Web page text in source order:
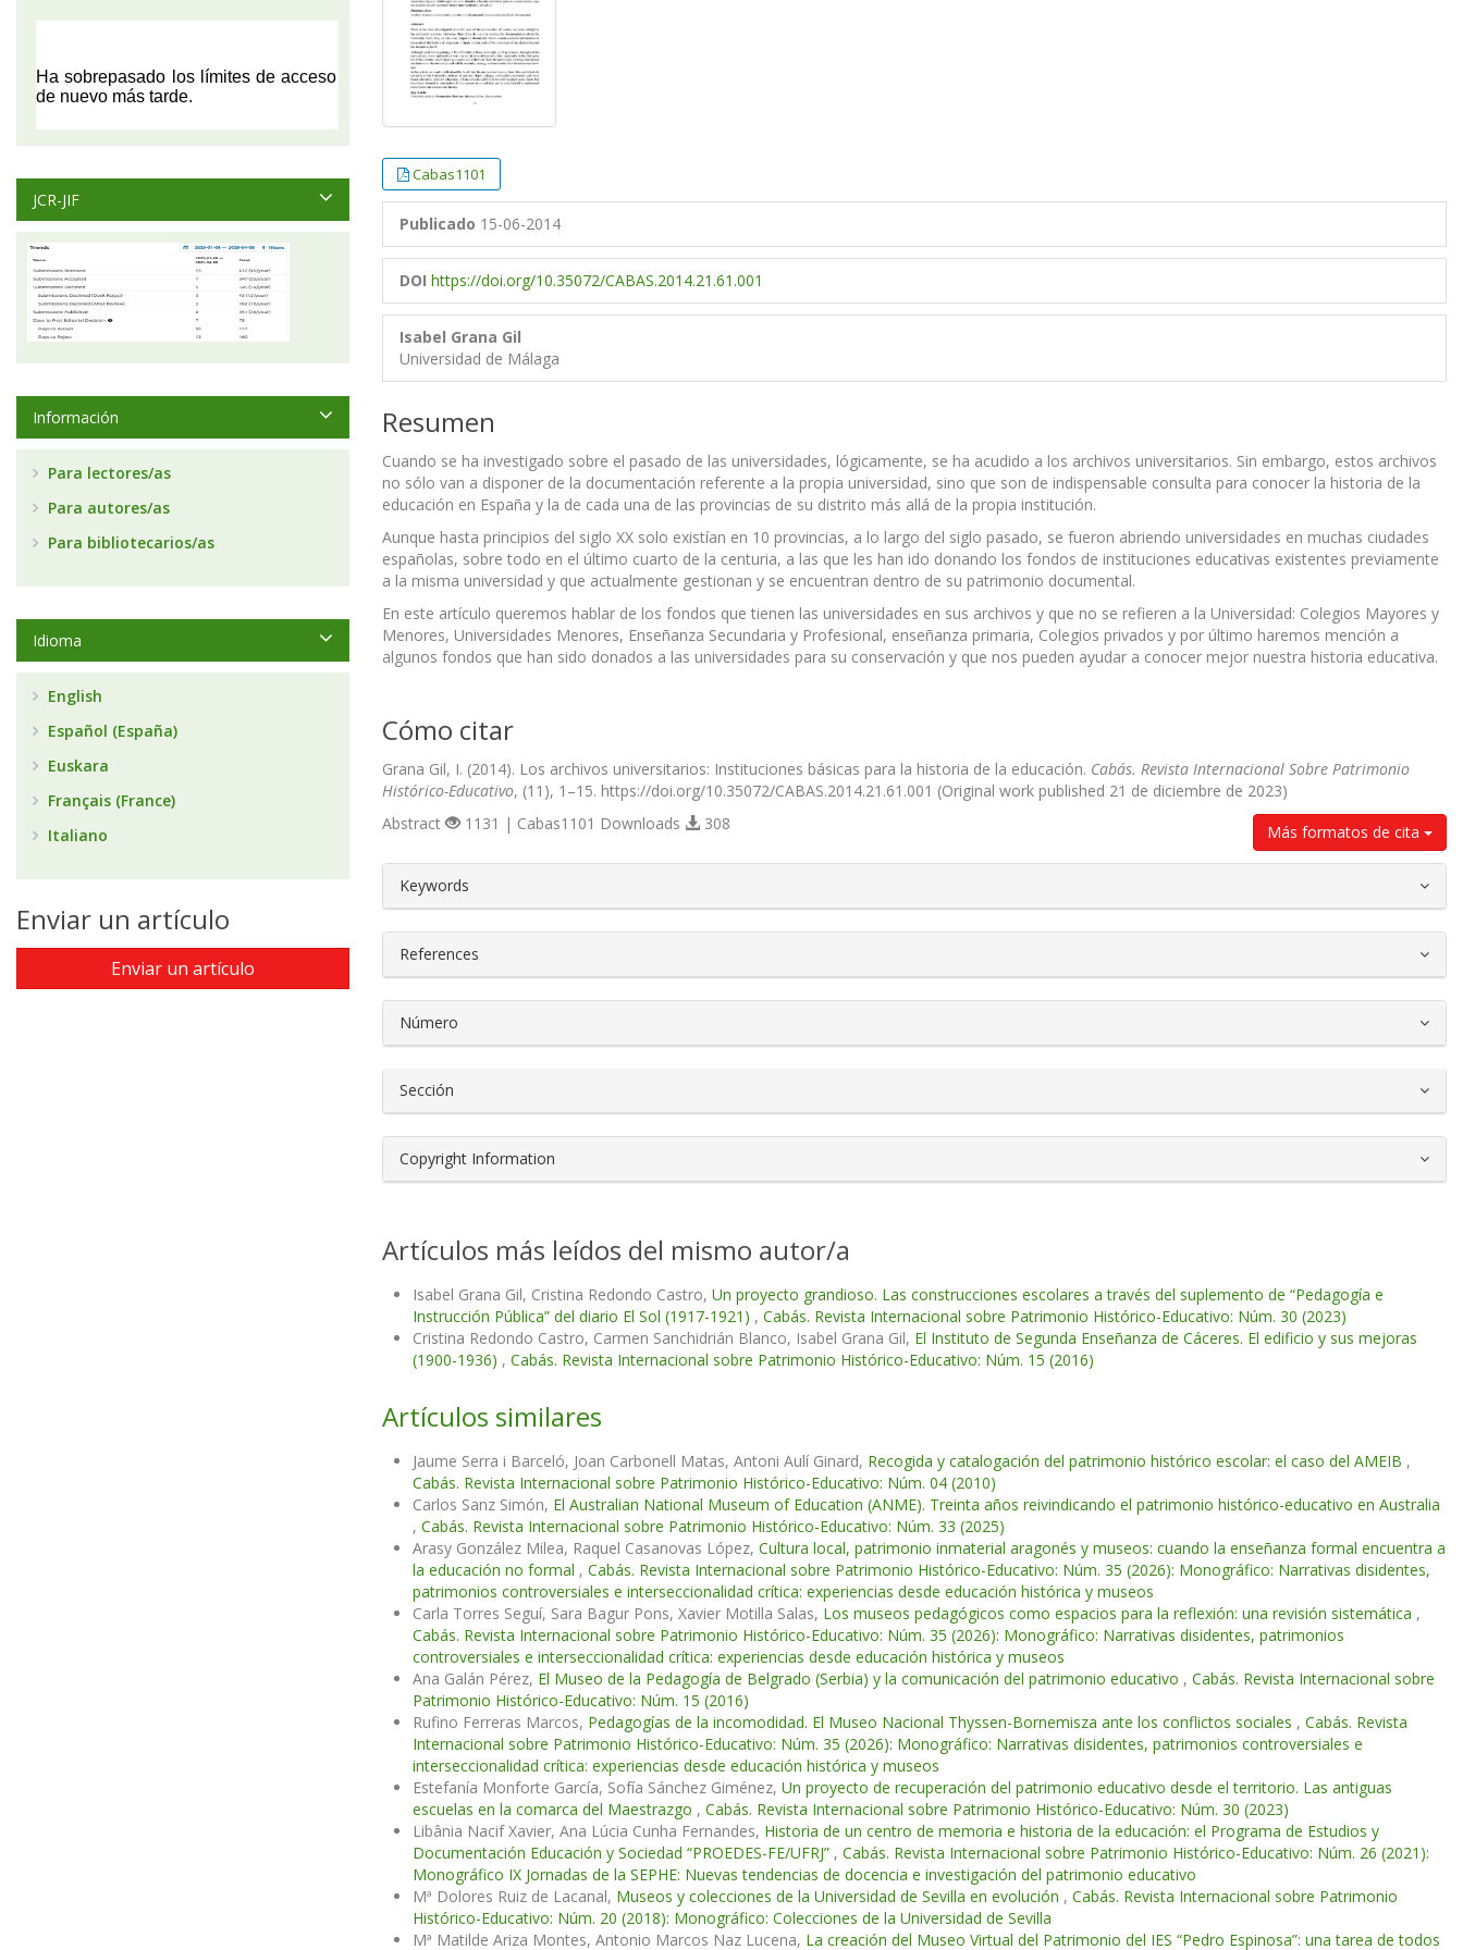
Cabas1101
Publicado 15-06-2014
DOI https://doi.org/10.35072/CABAS.2014.21.61.001
Isabel Grana Gil
Universidad de Málaga
Resumen
Cuando se ha investigado sobre el pasado de las universidades, lógicamente, se ha acudido a los archivos universitarios. Sin embargo, estos archivos
no sólo van a disponer de la documentación referente a la propia universidad, sino que son de indispensable consulta para conocer la historia de la
educación en España y la de cada una de las provincias de su distrito más allá de la propia institución.
Aunque hasta principios del siglo XX solo existían en 10 provincias, a lo largo del siglo pasado, se fueron abriendo universidades en muchas ciudades
españolas, sobre todo en el último cuarto de la centuria, a las que les han ido donando los fondos de instituciones educativas existentes previamente
a la misma universidad y que actualmente gestionan y se encuentran dentro de su patrimonio documental.
En este artículo queremos hablar de los fondos que tienen las universidades en sus archivos y que no se refieren a la Universidad: Colegios Mayores y
Menores, Universidades Menores, Enseñanza Secundaria y Profesional, enseñanza primaria, Colegios privados y por último haremos mención a
algunos fondos que han sido donados a las universidades para su conservación y que nos pueden ayudar a conocer mejor nuestra historia educativa.
Cómo citar
Grana Gil, I. (2014). Los archivos universitarios: Instituciones básicas para la historia de la educación. Cabás. Revista Internacional Sobre Patrimonio
Histórico-Educativo, (11), 1–15. https://doi.org/10.35072/CABAS.2014.21.61.001 (Original work published 21 de diciembre de 2023)
Más formatos de cita
Abstract 1131 | Cabas1101 Downloads 308
##plugins.themes.bootstrap3.article.details##
Keywords
References
Número
Sección
Copyright Information
Artículos más leídos del mismo autor/a
Isabel Grana Gil, Cristina Redondo Castro, Un proyecto grandioso. Las construcciones escolares a través del suplemento de “Pedagogía e
Instrucción Pública” del diario El Sol (1917-1921) , Cabás. Revista Internacional sobre Patrimonio Histórico-Educativo: Núm. 30 (2023)
Cristina Redondo Castro, Carmen Sanchidrián Blanco, Isabel Grana Gil, El Instituto de Segunda Enseñanza de Cáceres. El edificio y sus mejoras
(1900-1936) , Cabás. Revista Internacional sobre Patrimonio Histórico-Educativo: Núm. 15 (2016)
Artículos similares
Jaume Serra i Barceló, Joan Carbonell Matas, Antoni Aulí Ginard, Recogida y catalogación del patrimonio histórico escolar: el caso del AMEIB ,
Cabás. Revista Internacional sobre Patrimonio Histórico-Educativo: Núm. 04 (2010)
Carlos Sanz Simón, El Australian National Museum of Education (ANME). Treinta años reivindicando el patrimonio histórico-educativo en Australia
, Cabás. Revista Internacional sobre Patrimonio Histórico-Educativo: Núm. 33 (2025)
Arasy González Milea, Raquel Casanovas López, Cultura local, patrimonio inmaterial aragonés y museos: cuando la enseñanza formal encuentra a
la educación no formal , Cabás. Revista Internacional sobre Patrimonio Histórico-Educativo: Núm. 35 (2026): Monográfico: Narrativas disidentes,
patrimonios controversiales e interseccionalidad crítica: experiencias desde educación histórica y museos
Carla Torres Seguí, Sara Bagur Pons, Xavier Motilla Salas, Los museos pedagógicos como espacios para la reflexión: una revisión sistemática ,
Cabás. Revista Internacional sobre Patrimonio Histórico-Educativo: Núm. 35 (2026): Monográfico: Narrativas disidentes, patrimonios
controversiales e interseccionalidad crítica: experiencias desde educación histórica y museos
Ana Galán Pérez, El Museo de la Pedagogía de Belgrado (Serbia) y la comunicación del patrimonio educativo , Cabás. Revista Internacional sobre
Patrimonio Histórico-Educativo: Núm. 15 (2016)
Rufino Ferreras Marcos, Pedagogías de la incomodidad. El Museo Nacional Thyssen-Bornemisza ante los conflictos sociales , Cabás. Revista
Internacional sobre Patrimonio Histórico-Educativo: Núm. 35 (2026): Monográfico: Narrativas disidentes, patrimonios controversiales e
interseccionalidad crítica: experiencias desde educación histórica y museos
Estefanía Monforte García, Sofía Sánchez Giménez, Un proyecto de recuperación del patrimonio educativo desde el territorio. Las antiguas
escuelas en la comarca del Maestrazgo , Cabás. Revista Internacional sobre Patrimonio Histórico-Educativo: Núm. 30 (2023)
Libânia Nacif Xavier, Ana Lúcia Cunha Fernandes, Historia de un centro de memoria e historia de la educación: el Programa de Estudios y
Documentación Educación y Sociedad “PROEDES-FE/UFRJ” , Cabás. Revista Internacional sobre Patrimonio Histórico-Educativo: Núm. 26 (2021):
Monográfico IX Jornadas de la SEPHE: Nuevas tendencias de docencia e investigación del patrimonio educativo
Mª Dolores Ruiz de Lacanal, Museos y colecciones de la Universidad de Sevilla en evolución , Cabás. Revista Internacional sobre Patrimonio
Histórico-Educativo: Núm. 20 (2018): Monográfico: Colecciones de la Universidad de Sevilla
Mª Matilde Ariza Montes, Antonio Marcos Naz Lucena, La creación del Museo Virtual del Patrimonio del IES “Pedro Espinosa”: una tarea de todos
JCR-JIF
Información
Para lectores/as
Para autores/as
Para bibliotecarios/as
Idioma
English
Español (España)
Euskara
Français (France)
Italiano
Enviar un artículo
Enviar un artículo